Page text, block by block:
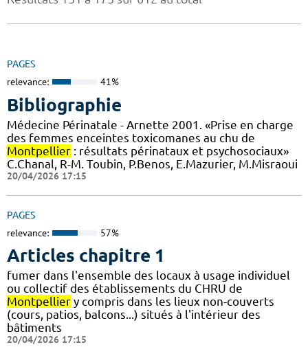
PAGES
relevance: 41%
Bibliographie
Médecine Périnatale - Arnette 2001. «Prise en charge
des femmes enceintes toxicomanes au chu de
Montpellier : résultats périnataux et psychosociaux»
C.Chanal, R-M. Toubin, P.Benos, E.Mazurier, M.Misraoui
20/04/2026 17:15
PAGES
relevance: 57%
Articles chapitre 1
fumer dans l'ensemble des locaux à usage individuel
ou collectif des établissements du CHRU de
Montpellier y compris dans les lieux non-couverts
(cours, patios, balcons...) situés à l'intérieur des
bâtiments
20/04/2026 17:15